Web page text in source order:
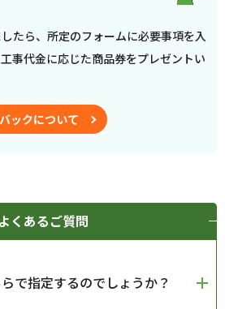
たら、所定のフォームに必要事項を入
事代金に応じた商品券をプレゼントい
ックについて
よくあるご質問
で指定するのでしょうか？